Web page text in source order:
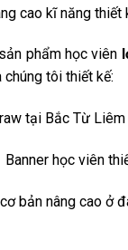
cao kĩ năng thiết
phẩm học viên
chúng tôi thiết kế:
Banner học viên